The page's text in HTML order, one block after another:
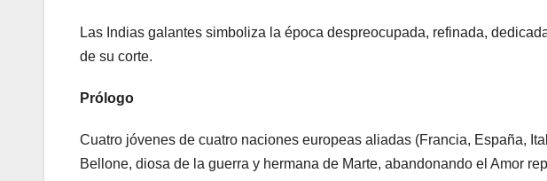
Las Indias galantes simboliza la época despreocupada, refinada,
de su corte.
Prólogo
Cuatro jóvenes de cuatro naciones europeas aliadas (Francia, España,
Bellone, diosa de la guerra y hermana de Marte, abandonando el Amor